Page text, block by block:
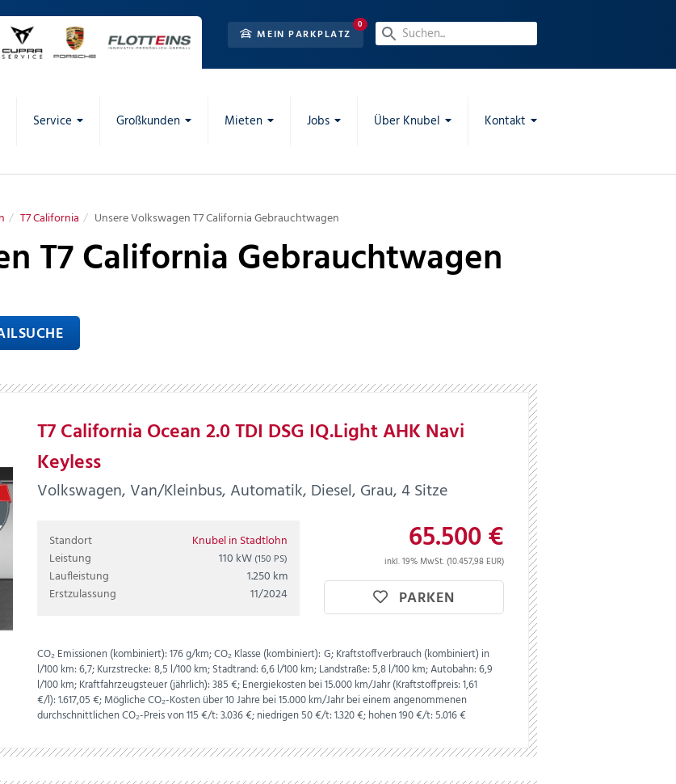
MEIN PARKPLATZ
0
Service Großkunden Mieten Jobs Über Knubel Kontakt
T7 California Unsere Volkswagen T7 California Gebrauchtwagen
T7 California Gebrauchtwagen
T7 California Ocean 2.0 TDI DSG IQ.Light AHK Navi
Keyless
Volkswagen, Van/Kleinbus, Automatik, Diesel, Grau, 4 Sitze
Standort
Knubel in Stadtlohn
Leistung
110 kW (150 PS)
Laufleistung
1.250 km
Erstzulassung
11/2024
65.500 €
inkl. 19% MwSt. (10.457,98 EUR)
PARKEN
CO₂ Emissionen (kombiniert):176 g/km;CO₂ Klasse (kombiniert):G;Kraftstoffverbrauch (kombiniert) in
l/100 km:6,7;Kurzstrecke:8,5 l/100 km;Stadtrand:6,6 l/100 km;Landstraße:5,8 l/100 km;Autobahn:6,9
l/100 km;Kraftfahrzeugsteuer (jährlich):385 €;Energiekosten bei 15.000 km/Jahr (Kraftstoffpreis:1,61
€/l):1.617,05 €;Mögliche CO₂-Kosten über 10 Jahre bei 15.000 km/Jahr bei einem angenommenen
durchschnittlichen CO₂-Preis von 115 €/t:3.036 €; niedrigen 50 €/t: 1.320 €; hohen 190 €/t: 5.016 €